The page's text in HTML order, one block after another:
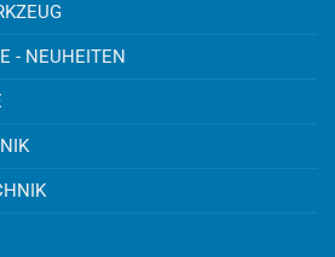
- NEUHEITEN